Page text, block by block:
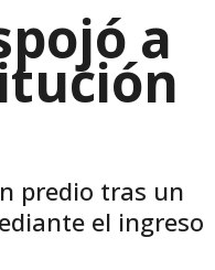
a
predio tras un
el ingreso